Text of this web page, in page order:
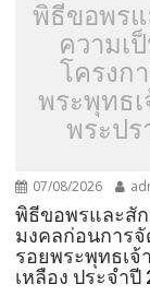
พิธีขอพรแ
ความเ
โครงก
พระพุทธ
พระปร
07/08/2026
พิธีขอพรและสัก
มงคลก่อนการ
รอยพระพุทธเจ้
เหลือง ประจำปี